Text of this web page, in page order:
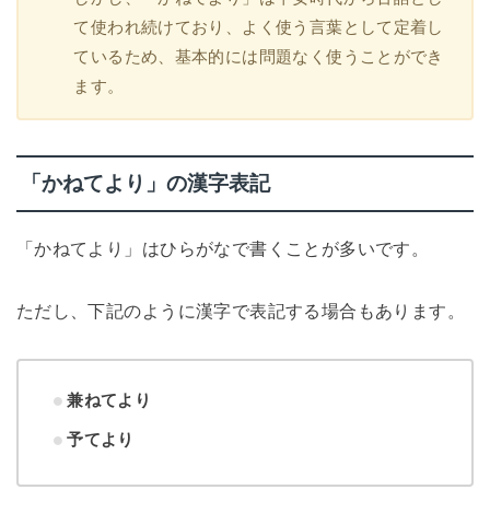
て使われ続けており、よく使う言葉として定着し
ているため、基本的には問題なく使うことができ
ます。
「かねてより」の漢字表記
「かねてより」はひらがなで書くことが多いです。
ただし、下記のように漢字で表記する場合もあります。
兼ねてより
予てより